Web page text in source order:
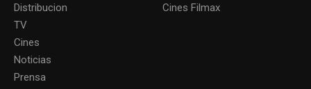
Distribucion
TV
Cines
Noticias
Prensa
Cines Filmax